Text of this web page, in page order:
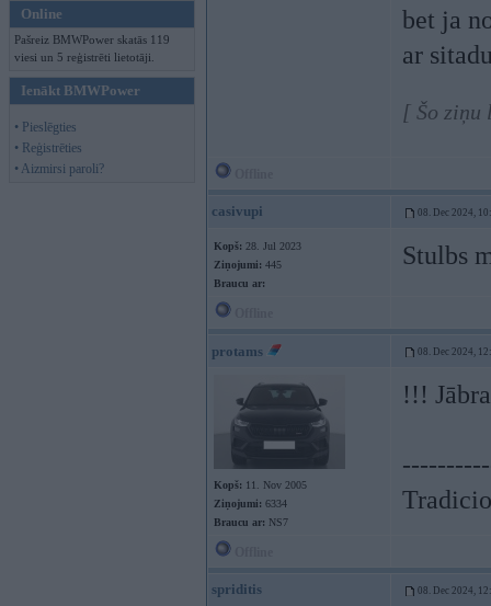
Online
Pašreiz BMWPower skatās 119
viesi un 5 reģistrēti lietotāji.
Ienākt BMWPower
• Pieslēgties
• Reģistrēties
• Aizmirsi paroli?
bet ja
ar
[ Šo ziņu
casivupi 08. Dec 2024,
Kopš: 28. Jul 2023
Ziņojumi: 445
Braucu ar:
Stulbs
protams 08. Dec 2024,
Kopš: 11. Nov 2005
Ziņojumi: 6334
Braucu ar: NS7
!!!
spriditis 08. Dec 2024,